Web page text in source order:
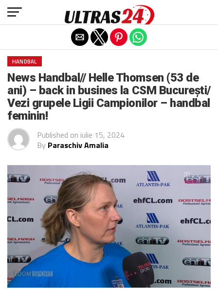
HANDBAL
News Handbal// Helle Thomsen (53 de
ani) – back in busines la CSM București/
Vezi grupele Ligii Campionilor – handbal
feminin!
Published on iulie 15, 2024
By Paraschiv Amalia
Exit mobile version